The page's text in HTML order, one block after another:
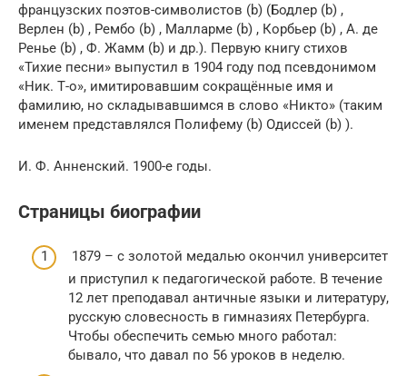
французских поэтов-символистов (b) (Бодлер (b) ,
Верлен (b) , Рембо (b) , Малларме (b) , Корбьер (b) , А. де
Ренье (b) , Ф. Жамм (b) и др.). Первую книгу стихов
«Тихие песни» выпустил в 1904 году под псевдонимом
«Ник. Т-о», имитировавшим сокращённые имя и
фамилию, но складывавшимся в слово «Никто» (таким
именем представлялся Полифему (b) Одиссей (b) ).
И. Ф. Анненский. 1900-е годы.
Страницы биографии
1879 – с золотой медалью окончил университет
и приступил к педагогической работе. В течение
12 лет преподавал античные языки и литературу,
русскую словесность в гимназиях Петербурга.
Чтобы обеспечить семью много работал:
бывало, что давал по 56 уроков в неделю.